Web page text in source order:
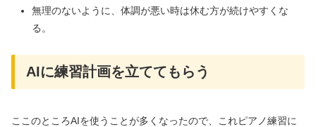
無理のないように、体調が悪い時は休む方が続けやすくな
る。
AIに練習計画を立ててもらう
ここのところAIを使うことが多くなったので、これピアノ練習に